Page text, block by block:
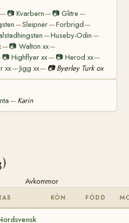
— 📷 Kvarbern— 📷 Glitre —
—Sleipner—Forbrigd—
—Huseby-Odin —
—📷 Walton xx—
📷Highflyer xx— 📷 Herod xx—
xx—Jigg xx— 📷 Byerley Turk ox
— Karin
Avkommor
KÖN FÖDD